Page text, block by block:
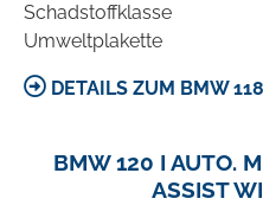
Schadstoffklasse
Umweltplakette
DETAILS ZUM BMW
BMW 120 I AUTO.
ASSIST